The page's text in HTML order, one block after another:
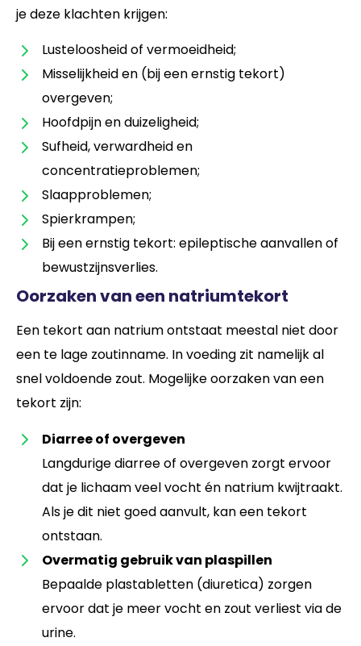
je deze klachten krijgen:
Lusteloosheid of vermoeidheid;
Misselijkheid en (bij een ernstig tekort)
overgeven;
Hoofdpijn en duizeligheid;
Sufheid, verwardheid en
concentratieproblemen;
Slaapproblemen;
Spierkrampen;
Bij een ernstig tekort: epileptische aanvallen of
bewustzijnsverlies.
Oorzaken van een natriumtekort
Een tekort aan natrium ontstaat meestal niet door
een te lage zoutinname. In voeding zit namelijk al
snel voldoende zout. Mogelijke oorzaken van een
tekort zijn:
Diarree of overgeven
Langdurige diarree of overgeven zorgt ervoor
dat je lichaam veel vocht én natrium kwijtraakt.
Als je dit niet goed aanvult, kan een tekort
ontstaan.
Overmatig gebruik van plaspillen
Bepaalde plastabletten (diuretica) zorgen
ervoor dat je meer vocht en zout verliest via de
urine.